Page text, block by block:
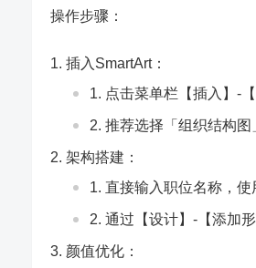
操作步骤：
插入SmartArt：
点击菜单栏【插入】-
推荐选择「组织结构图
架构搭建：
直接输入职位名称，使
通过【设计】-【添加
颜值优化：